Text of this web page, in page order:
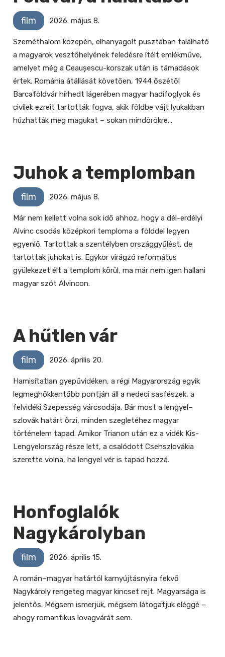
film 2026. május 8.
Szeméthalom közepén, elhanyagolt pusztában található
a magyarok vesztőhelyének feledésre ítélt emlékműve,
amelyet még a Ceaușescu-korszak után is támadások
értek. Románia átállását követően, 1944 őszétől
Barcaföldvár hírhedt lágerében magyar hadifoglyok és
civilek ezreit tartották fogva, akik földbe vájt lyukakban
húzhatták meg magukat – sokan mindörökre…
Juhok a templomban
film 2026. május 8.
Már nem kellett volna sok idő ahhoz, hogy a dél-erdélyi
Alvinc csodás középkori temploma a földdel legyen
egyenlő. Tartottak a szentélyben országgyűlést, de
tartottak juhokat is. Egykor virágzó református
gyülekezet élt a templom körül, ma már nem igen hallani
magyar szót Alvincon.
A hűtlen vár
film 2026. április 20.
Hamisítatlan gyepűvidéken, a régi Magyarország egyik
legmeghökkentőbb pontján áll a nedeci sasfészek, a
felvidéki Szepesség várcsodája. Bár most a lengyel–
szlovák határt őrzi, minden szegletéhez magyar
történelem tapad. Amikor Trianon után ez a vidék Kis-
Lengyelország része lett, a csalódott Csehszlovákia
szerette volna, ha lengyel vér is tapad hozzá.
Honfoglalók
Nagykárolyban
film 2026. április 15.
A román–magyar határtól karnyújtásnyira fekvő
Nagykároly rengeteg magyar kincset rejt. Magyarsága is
jelentős. Mégsem ismerjük, mégsem látogatjuk eléggé –
ahogy romantikus lovagvárát sem.